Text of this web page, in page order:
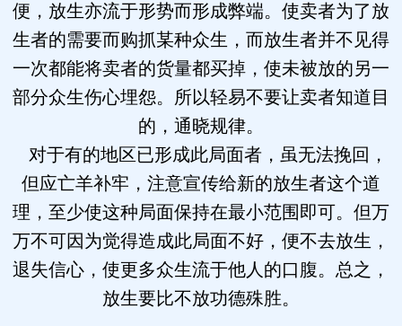
便，放生亦流于形势而形成弊端。使卖者为了放
生者的需要而购抓某种众生，而放生者并不见得
一次都能将卖者的货量都买掉，使未被放的另一
部分众生伤心埋怨。所以轻易不要让卖者知道目
的，通晓规律。
对于有的地区已形成此局面者，虽无法挽回，
但应亡羊补牢，注意宣传给新的放生者这个道
理，至少使这种局面保持在最小范围即可。但万
万不可因为觉得造成此局面不好，便不去放生，
退失信心，使更多众生流于他人的口腹。总之，
放生要比不放功德殊胜。